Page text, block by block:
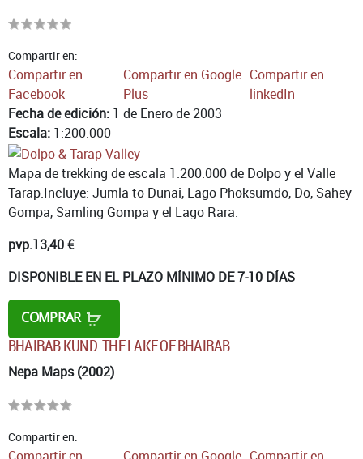
Compartir en:
Compartir en
Facebook
Compartir en Google
Plus
Compartir en
linkedIn
Fecha de edición: 1 de Enero de 2003
Escala: 1:200.000
Mapa de trekking de escala 1:200.000 de Dolpo y el Valle
Tarap.Incluye: Jumla to Dunai, Lago Phoksumdo, Do, Sahey
Gompa, Samling Gompa y el Lago Rara.
pvp.13,40 €
DISPONIBLE EN EL PLAZO MÍNIMO DE 7-10 DÍAS
COMPRAR
BHAIRAB KUND. THE LAKE OF BHAIRAB
Nepa Maps (2002)
Compartir en:
Compartir en
Compartir en Google Compartir en